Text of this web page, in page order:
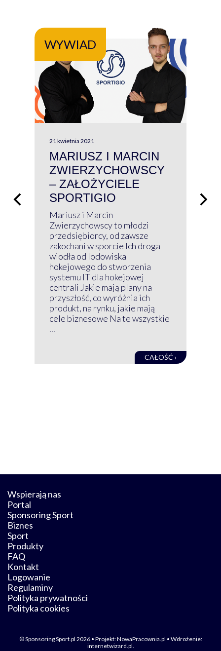
WYWIAD
21 kwietnia 2021
MARIUSZ I MARCIN
ZWIERZYCHOWSCY
– ZAŁOŻYCIELE
SPORTIGIO
Mariusz i Marcin
Zwierzychowscy to młodzi
przedsiębiorcy, od zawsze
zakochani w sporcie Ich droga
wiodła od lodowiska
hokejowego do stworzenia
systemu IT dla hokejowej
centrali Jakie mają plany na
przyszłość, co wyróżnia ich
produkt, na rynku, jakie mają
cele biznesowe Na te wszystkie
...
CAŁOŚĆ ›
Wspierają nas
Portal
Sponsoring Sport
Biznes
Sport
Produkty
FAQ
Kontakt
Logowanie
Regulaminy
Polityka prywatności
Polityka cookies
© Sponsoring Sport.pl 2026 • Projekt:NowaPracownia.pl • Wdrożenie:
internetwizard.pl